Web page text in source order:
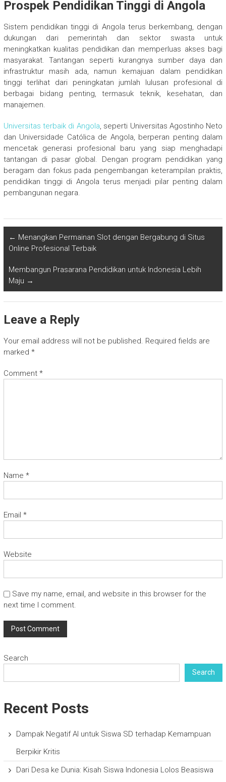
Prospek Pendidikan Tinggi di Angola
Sistem pendidikan tinggi di Angola terus berkembang, dengan
dukungan dari pemerintah dan sektor swasta untuk
meningkatkan kualitas pendidikan dan memperluas akses bagi
masyarakat. Tantangan seperti kurangnya sumber daya dan
infrastruktur masih ada, namun kemajuan dalam pendidikan
tinggi terlihat dari peningkatan jumlah lulusan profesional di
berbagai bidang penting, termasuk teknik, kesehatan, dan
manajemen.
Universitas terbaik di Angola, seperti Universitas Agostinho Neto
dan Universidade Católica de Angola, berperan penting dalam
mencetak generasi profesional baru yang siap menghadapi
tantangan di pasar global. Dengan program pendidikan yang
beragam dan fokus pada pengembangan keterampilan praktis,
pendidikan tinggi di Angola terus menjadi pilar penting dalam
pembangunan negara.
← Menangkan Permainan Slot dengan Bergabung di Situs
Online Profesional Terbaik
Membangun Prasarana Pendidikan untuk Indonesia Lebih
Maju →
Leave a Reply
Your email address will not be published. Required fields are
marked *
Comment *
Name *
Email *
Website
Save my name, email, and website in this browser for the
next time I comment.
Search
Search
Recent Posts
Dampak Negatif AI untuk Siswa SD terhadap Kemampuan
Berpikir Kritis
Dari Desa ke Dunia: Kisah Siswa Indonesia Lolos Beasiswa